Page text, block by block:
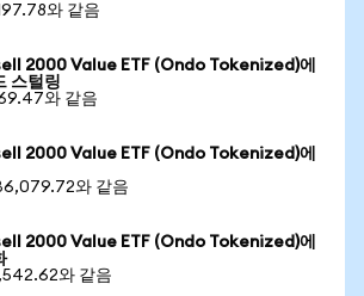
와 같음
2000 Value ETF (Ondo Tokenized)에
스털링
와 같음
2000 Value ETF (Ondo Tokenized)에
와 같음
2000 Value ETF (Ondo Tokenized)에
와 같음